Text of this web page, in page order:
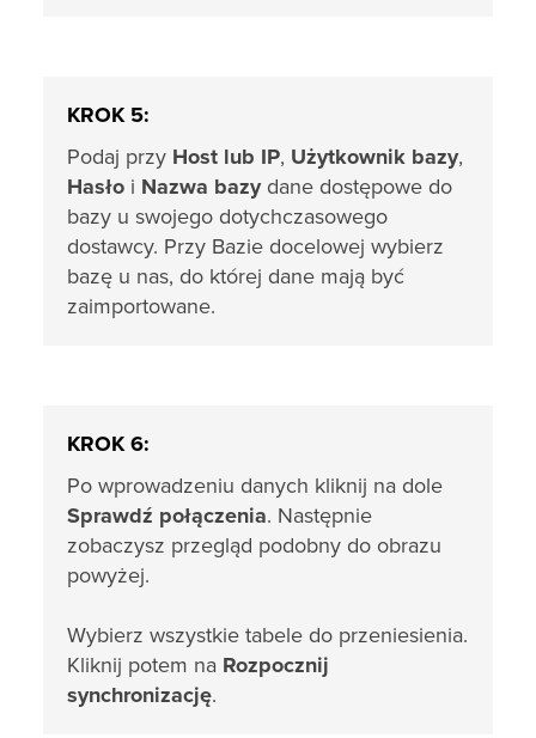
KROK 5:
Podaj przy Host lub IP, Użytkownik bazy,
Hasło i Nazwa bazydane dostępowe do
bazy u swojego dotychczasowego
dostawcy. Przy Bazie docelowej wybierz
bazę u nas, do której dane mają być
zaimportowane.
KROK 6:
Po wprowadzeniu danych kliknij na dole
Sprawdź połączenia. Następnie
zobaczysz przegląd podobny do obrazu
powyżej.
Wybierz wszystkie tabele do przeniesienia.
Kliknij potem na Rozpocznij
synchronizację.